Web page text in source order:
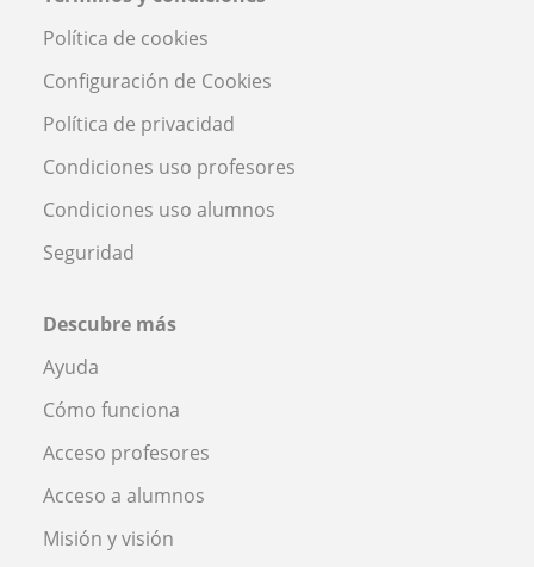
Política de cookies
Configuración de Cookies
Política de privacidad
Condiciones uso profesores
Condiciones uso alumnos
Seguridad
Descubre más
Ayuda
Cómo funciona
Acceso profesores
Acceso a alumnos
Misión y visión